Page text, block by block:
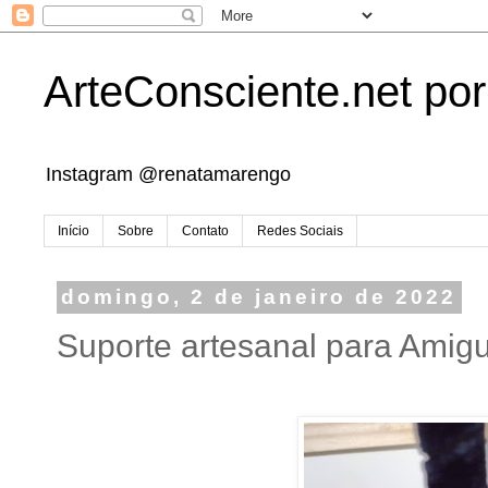
ArteConsciente.net
Instagram @renatamarengo
Início Sobre Contato Redes Sociais
domingo, 2 de janeiro de 2022
Suporte artesanal para